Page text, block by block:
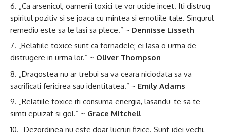
„Ca arsenicul, oamenii toxici te vor ucide incet. Iti distrug
spiritul pozitiv si se joaca cu mintea si emotiile tale. Singurul
remediu este sa le lasi sa plece.” ~ Dennisse Lisseth
„Relatiile toxice sunt ca tornadele; ei lasa o urma de
distrugere in urma lor.” ~ Oliver Thompson
„Dragostea nu ar trebui sa va ceara niciodata sa va
sacrificati fericirea sau identitatea.” ~ Emily Adams
„Relatiile toxice iti consuma energia, lasandu-te sa te
simti epuizat si gol.” ~ Grace Mitchell
„Dezordinea nu este doar lucruri fizice. Sunt idei vechi,